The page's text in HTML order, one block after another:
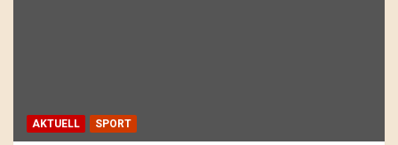
AKTUELL SPORT